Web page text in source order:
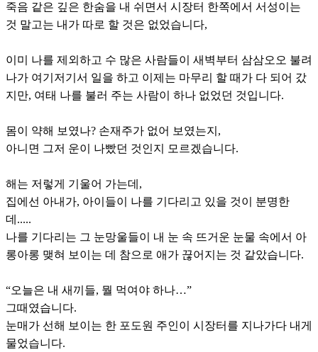
죽음 같은 깊은 한숨을 내 쉬면서 시장터 한쪽에서 서성이는
것 말고는 내가 따로 할 것은 없었습니다,
이미 나를 제외하고 수 많은 사람들이 새벽부터 삼삼오오 불려
나가 여기저기서 일을 하고 이제는 마무리 할 때가 다 되어 갔
지만, 여태 나를 불러 주는 사람이 하나 없었던 것입니다.
몸이 약해 보였나? 손재주가 없어 보였는지,
아니면 그저 운이 나빴던 것인지 모르겠습니다.
해는 저렇게 기울어 가는데,
집에선 아내가, 아이들이 나를 기다리고 있을 것이 분명한
데.....
나를 기다리는 그 눈망울들이 내 눈 속 뜨거운 눈물 속에서 아
롱아롱 맺혀 보이는 데 참으로 애가 끊어지는 것 같았습니다.
“오늘은 내 새끼들, 뭘 먹여야 하나…”
그때였습니다.
눈매가 선해 보이는 한 포도원 주인이 시장터를 지나가다 내게
물었습니다.